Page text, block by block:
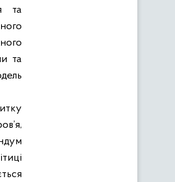
та
та